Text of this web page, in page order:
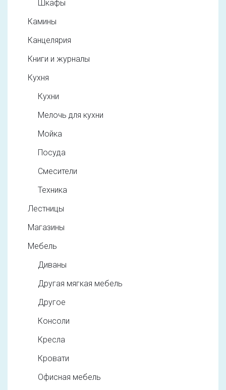
Шкафы
Камины
Канцелярия
Книги и журналы
Кухня
Кухни
Мелочь для кухни
Мойка
Посуда
Смесители
Техника
Лестницы
Магазины
Мебель
Диваны
Другая мягкая мебель
Другое
Консоли
Кресла
Кровати
Офисная мебель